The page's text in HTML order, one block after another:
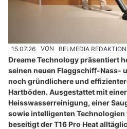
15.07.26 VON BELMEDIA REDAKTION
Dreame Technology präsentiert
seinen neuen Flaggschiff-Nass-
noch gründlichere und
Hartböden. Ausgestattet mit
Heisswasserreinigung, einer
sowie intelligenten
beseitigt der T16 Pro Heat